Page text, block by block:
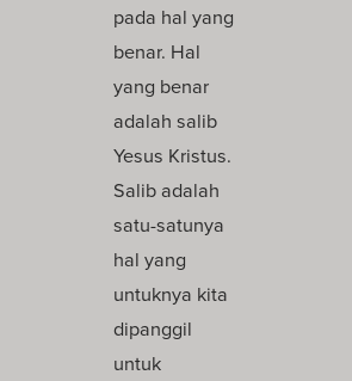
pada hal yang
benar. Hal
yang benar
adalah salib
Yesus Kristus.
Salib adalah
satu-satunya
hal yang
untuknya kita
dipanggil
untuk